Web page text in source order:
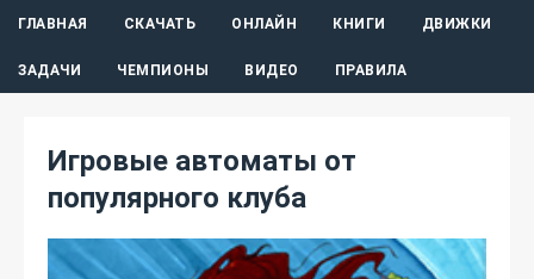
ГЛАВНАЯ СКАЧАТЬ ОНЛАЙН КНИГИ ДВИЖКИ
ЗАДАЧИ ЧЕМПИОНЫ ВИДЕО ПРАВИЛА
Игровые автоматы от
популярного клуба